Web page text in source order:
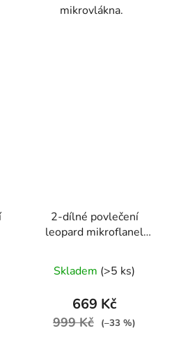
mikrovlákna.
2-dílné povlečení
leopard mikroflanel
postel
Skladem (>5 ks)
669 Kč
999 Kč (–33 %)